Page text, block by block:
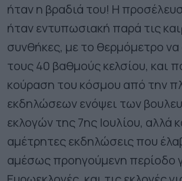
ήταν η βραδιά του! Η
ήταν εντυπωσιακή παρά τις
συνθήκες, με το θερμόμετρο
τους 40 βαθμούς κελσίου, και
κούραση του κόσμου από την
εκδηλώσεων ενόψει των
εκλογών της 7ης Ιουλίου, αλλά
αμέτρητες εκδηλώσεις που
αμέσως προηγούμενη περίοδο